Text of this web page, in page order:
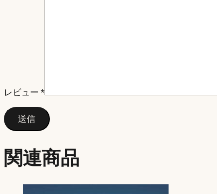
レビュー *
関連商品